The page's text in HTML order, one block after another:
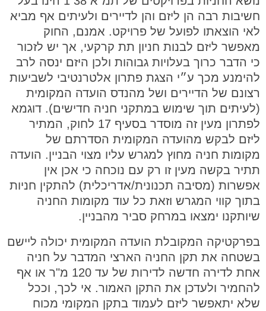
חשיבות רבה הן ליזם והן לדיירים ולעיתים אף מביא
לאי הוצאתו לפועל של פרויקט. אמנם, החוק
מאפשר ליזם לבנות חניון תת קרקעי, אך יש לזכור
כי הדבר כרוך בעלויות גבוהות ולכן היזם ינסה לרב
להימנע מכך ע״י הצגת פתרון אלטרנטיבי לשביעות
רצונם של הדיירים ושל מהנדס הועדה המקומית
(לעיתים תוך שימוש במתקני חניה חדישים). דוגמא
לפתרון מעין זה מוסדר בסעיף 17 לחוק, המתיר
ליזם לבקש מהועדה המקומית הסדרתם של
מקומות חניה מחוץ למגרש עליו מצוי הבניין. הועדה
תתיר בקשה מעין זו רק עם נוכחה כי אכן אין
אפשרות (מסיבה תכנונית/אדריכלית) להתקין חניות
בתוך קווי המגרש וזאת כל עוד מקומות החניה
שיותקנו ימצאו במרחק סביר מהבניין.
בפרקטיקה המקובלת הועדה המקומית יכולה ליישם
בשטחה את תקן החניה הארצי המדבר על חניה
אחת לדירה חדשה לדירות של עד 120 מ"ר או אף
להחמיר ולעדכן את התקן האמור. אי לכך, וככל
שלא יתאפשר ליזם לעמוד בתקן המקומי מכוח